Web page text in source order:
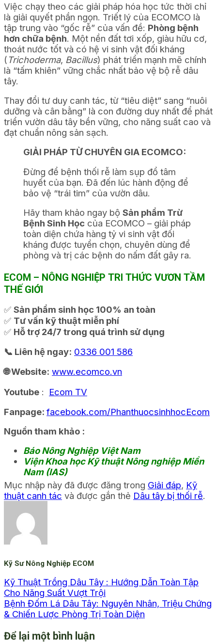
Việc chạy theo các giải pháp hóa học tức thời chỉ
là giải quyết phần ngọn. Triết lý của ECOMCO là
tập trung vào “gốc rễ” của vấn đề: Phòng bệnh
hơn chữa bệnh. Một nền đất tơi xốp, giàu hữu cơ,
thoát nước tốt và có hệ vi sinh vật đối kháng
( Trichoderma, Bacillus) phát triển mạnh mẽ chính
là “tấm khiên” vững chắc nhất bảo vệ bộ rễ dâu
tây.
Thay đổi tư duy canh tác, từ “tiêu diệt” sang “nuôi
dưỡng và cân bằng” là con đường duy nhất để phát
triển vườn dâu tây bền vững, cho năng suất cao và
đạt chuẩn nông sản sạch.
GIẢI PHÁP TỪ CHUYÊN GIA ECOMCO:
Đừng để bệnh thối rễ làm sụp đổ tâm
huyết của bạn. Đã đến lúc hành động để
bảo vệ “trái tim” của vườn dâu.
Hãy tham khảo ngay bộ Sản phẩm Trừ
Bệnh Sinh Học của ECOMCO – giải pháp
toàn diện chứa hàng tỷ vi sinh vật đối
kháng được tuyển chọn, chuyên dùng để
phòng và trị các bệnh do nấm đất gây ra.
ECOM – NÔNG NGHIỆP TRI THỨC VƯƠN TẦM
THẾ GIỚI
✅ Sản phẩm sinh học 100% an toàn
✅ Tư vấn kỹ thuật miễn phí
✅ Hỗ trợ 24/7 trong quá trình sử dụng
📞 Liên hệ ngay: 0336 001 586
🌐 Website: www.ecomco.vn
Youtube : Ecom TV
Fanpage: facebook.com/PhanthuocsinhhocEcom
Nguồn tham khảo :
Báo Nông Nghiệp Việt Nam
Viện Khoa học Kỹ thuật Nông nghiệp Miền
Nam (IAS)
Mục nhập này đã được đăng trong Giải đáp, Kỹ
thuật canh tác và được gắn thẻ Dâu tây bị thối rễ.
Kỹ Sư Nông Nghiệp ECOM
Kỹ Thuật Trồng Dâu Tây : Hướng Dẫn Toàn Tập
Cho Năng Suất Vượt Trội
Bệnh Đốm Lá Dâu Tây: Nguyên Nhân, Triệu Chứng
& Chiến Lược Phòng Trị Toàn Diện
Để lại một bình luận